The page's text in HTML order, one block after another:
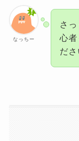
なっちー
さ
心者
ださ